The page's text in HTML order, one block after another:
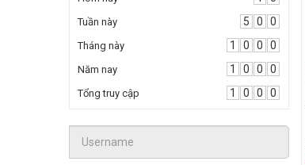
Tuần này 5 0 0
Tháng này 1 0 0 0
Năm nay 1 0 0 0
Tổng truy cập 1 0 0 0